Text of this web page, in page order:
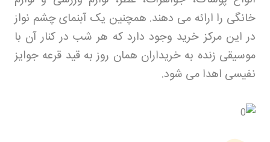
خانگی را ارائه می دهند. همچنین یک آبنمای چشم نواز
در این مرکز خرید وجود دارد که هر شب در کنار آن با
موسیقی زنده به خریداران همان روز به قید قرعه جوایز
نفیسی اهدا می شود.